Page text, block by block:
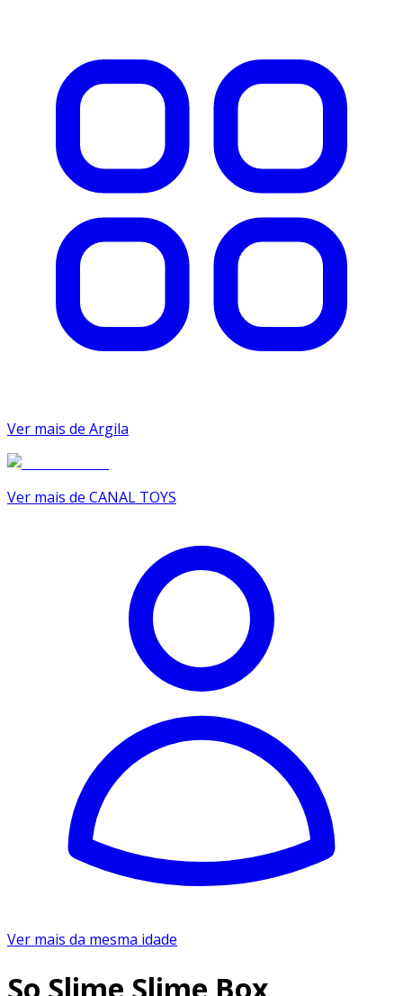
Ver mais de Argila
Ver mais de CANAL TOYS
Ver mais da mesma idade
So Slime Slime Box